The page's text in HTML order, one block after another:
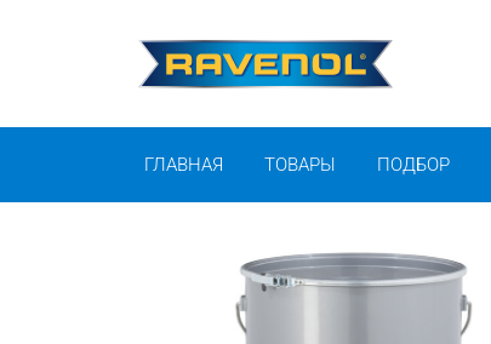
ГЛАВНАЯ ТОВАРЫ ПОДБОР